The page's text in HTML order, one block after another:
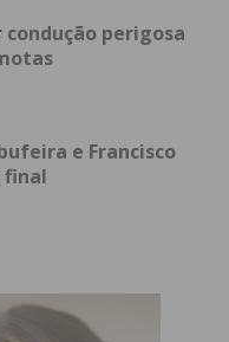
do
a informação
condução perigosa
e Francisco
final